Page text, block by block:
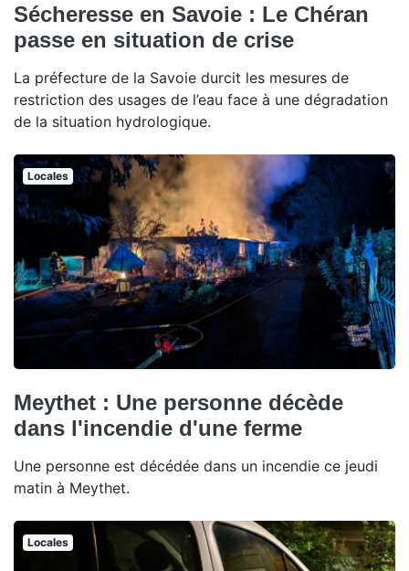
Sécheresse en Savoie : Le Chéran
passe en situation de crise
La préfecture de la Savoie durcit les mesures de
restriction des usages de l’eau face à une dégradation
de la situation hydrologique.
Locales
Meythet : Une personne décède
dans l'incendie d'une ferme
Une personne est décédée dans un incendie ce jeudi
matin à Meythet.
Locales